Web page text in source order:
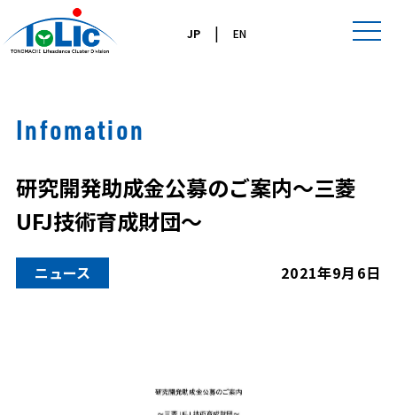
JP| EN
Infomation
研究開発助成金公募のご案内～三菱
UFJ技術育成財団～
ニュース 2021年9月6日